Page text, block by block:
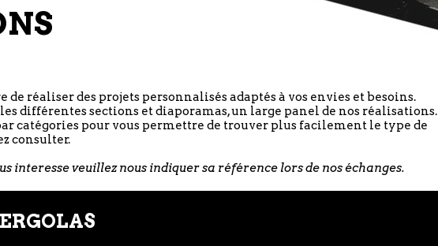
de réaliser des projets personnalisés adaptés à vos envies et besoins.
différentes sections et diaporamas, un large panel de nos réalisations.
catégories pour vous permettre de trouver plus facilement le type de
consulter.
interesse veuillez nous indiquer sa référence lors de nos échanges.